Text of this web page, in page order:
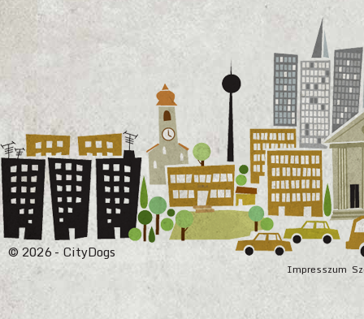
Impresszum
© 2026 - CityDogs